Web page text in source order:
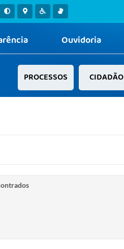
Ouvidoria
PROCESSOS CIDADÃO